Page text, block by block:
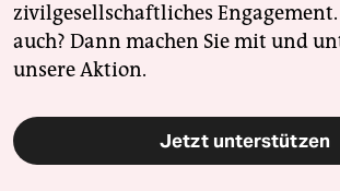
zivilgesellschaftliches
auch? Dann machen Sie mit und
unsere Aktion.
Jetzt unterstützen